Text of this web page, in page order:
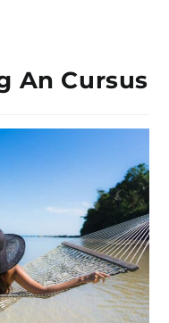
An Cursus